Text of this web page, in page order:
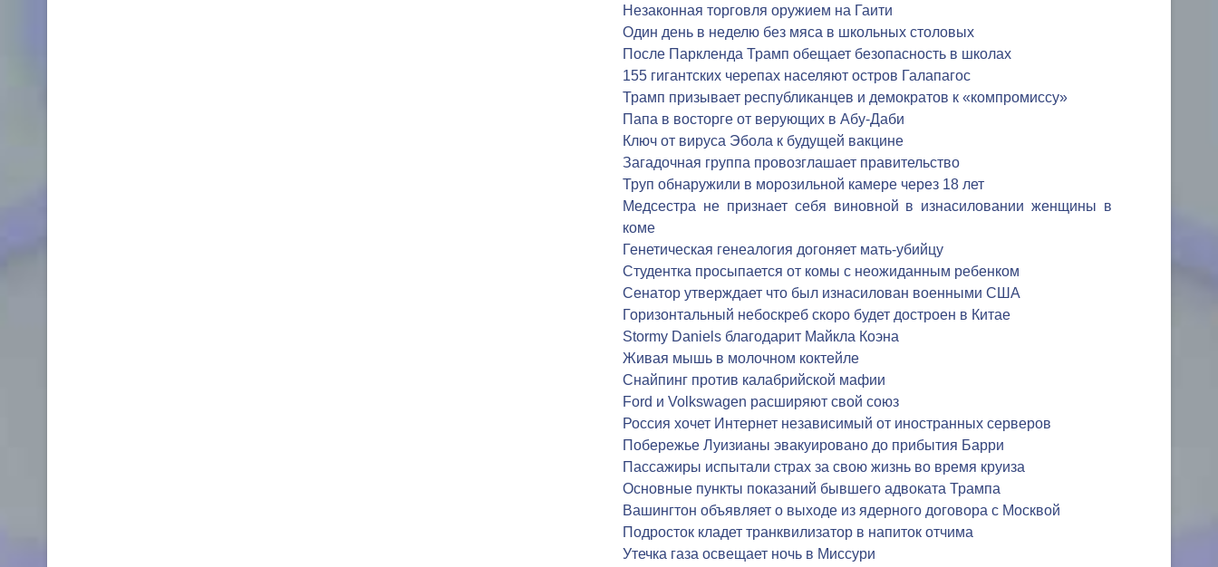
Незаконная торговля оружием на Гаити
Один день в неделю без мяса в школьных столовых
После Паркленда Трамп обещает безопасность в школах
155 гигантских черепах населяют остров Галапагос
Трамп призывает республиканцев и демократов к «компромиссу»
Папа в восторге от верующих в Абу-Даби
Ключ от вируса Эбола к будущей вакцине
Загадочная группа провозглашает правительство
Труп обнаружили в морозильной камере через 18 лет
Медсестра не признает себя виновной в изнасиловании женщины в
коме
Генетическая генеалогия догоняет мать-убийцу
Студентка просыпается от комы с неожиданным ребенком
Сенатор утверждает что был изнасилован военными США
Горизонтальный небоскреб скоро будет достроен в Китае
Stormy Daniels благодарит Майкла Коэна
Живая мышь в молочном коктейле
Снайпинг против калабрийской мафии
Ford и Volkswagen расширяют свой союз
Россия хочет Интернет независимый от иностранных серверов
Побережье Луизианы эвакуировано до прибытия Барри
Пассажиры испытали страх за свою жизнь во время круиза
Основные пункты показаний бывшего адвоката Трампа
Вашингтон объявляет о выходе из ядерного договора с Москвой
Подросток кладет транквилизатор в напиток отчима
Утечка газа освещает ночь в Миссури